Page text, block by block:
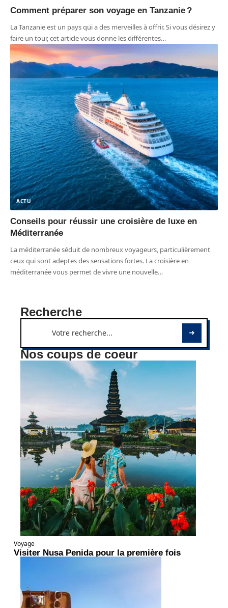
Comment préparer son voyage en Tanzanie ?
La Tanzanie est un pays qui a des merveilles à offrir. Si vous désirez y
faire un tour, cet article vous donne les différentes…
ACTU
Conseils pour réussir une croisière de luxe en
Méditerranée
La méditerranée séduit de nombreux voyageurs, particulièrement
ceux qui sont adeptes des sensations fortes. La croisière en
méditerranée vous permet de vivre une nouvelle…
Recherche
Nos coups de coeur
Voyage
Visiter Nusa Penida pour la première fois